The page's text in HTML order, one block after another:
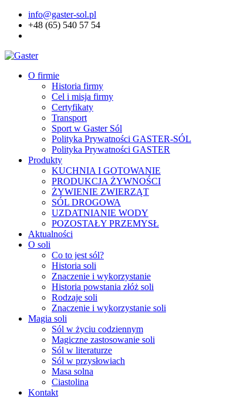
info@gaster-sol.pl
+48 (65) 540 57 54
O firmie
Historia firmy
Cel i misja firmy
Certyfikaty
Transport
Sport w Gaster Sól
Polityka Prywatności GASTER-SÓL
Polityka Prywatności GASTER
Produkty
KUCHNIA I GOTOWANIE
PRODUKCJA ŻYWNOŚCI
ŻYWIENIE ZWIERZĄT
SÓL DROGOWA
UZDATNIANIE WODY
POZOSTAŁY PRZEMYSŁ
Aktualności
O soli
Co to jest sól?
Historia soli
Znaczenie i wykorzystanie
Historia powstania złóż soli
Rodzaje soli
Znaczenie i wykorzystanie soli
Magia soli
Sól w życiu codziennym
Magiczne zastosowanie soli
Sól w literaturze
Sól w przysłowiach
Masa solna
Ciastolina
Kontakt